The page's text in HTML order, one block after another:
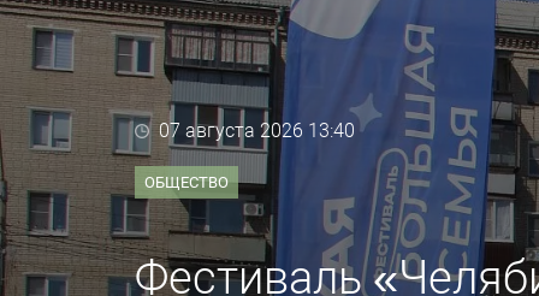
07 августа 2026 13:40
ОБЩЕСТВО
Фестиваль